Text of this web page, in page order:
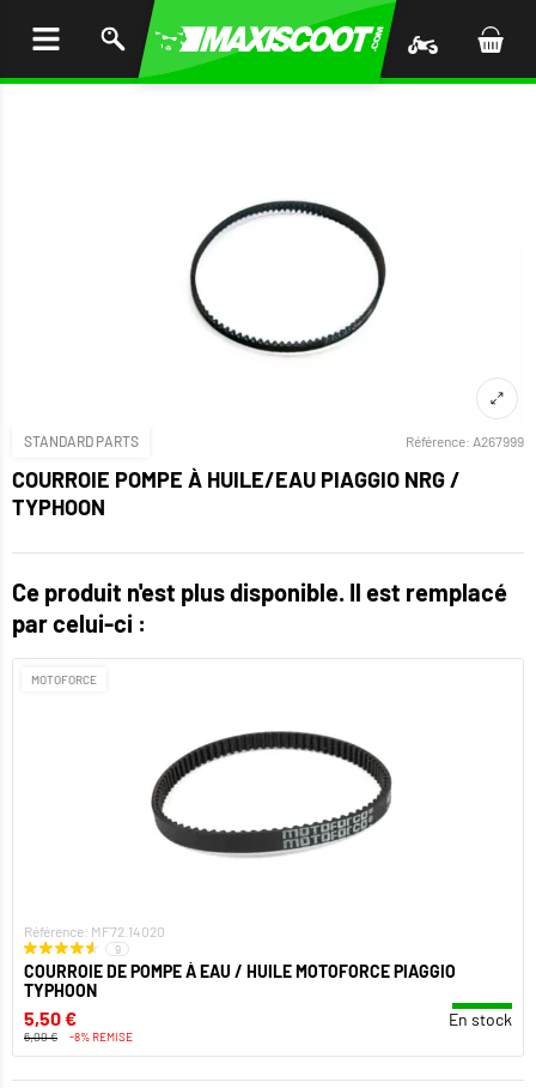
STANDARD PARTS Référence: A267999
COURROIE POMPE À HUILE/EAU PIAGGIO NRG /
TYPHOON
Ce produit n'est plus disponible. Il est remplacé
par celui-ci :
MOTOFORCE
Référence: MF72.14020
9
COURROIE DE POMPE À EAU / HUILE MOTOFORCE PIAGGIO
TYPHOON
5,50 € En stock
6,00 € -8% REMISE